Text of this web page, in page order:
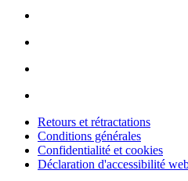
Retours et rétractations
Conditions générales
Confidentialité et cookies
Déclaration d'accessibilité